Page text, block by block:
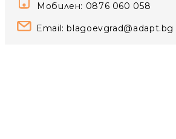
Мобилен: 0876 060 058
Email: blagoevgrad@adapt.bg